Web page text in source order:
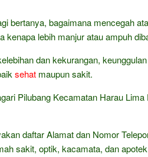
bertanya, bagaimana mencegah
kenapa lebih manjur atau ampuh
dan kekurangan,
sehat maupun sakit.
Pilubang Kecamatan Harau Lima
daftar Alamat dan Nomor
sakit, optik, kacamata, dan